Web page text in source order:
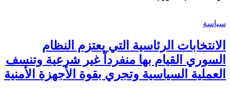
سياسة
الانتخابات الرئاسية التي يعتزم النظام
السوري القيام بها منفرداً غير شرعية وتنسف
العملية السياسية وتجري بقوة الأجهزة الأمنية